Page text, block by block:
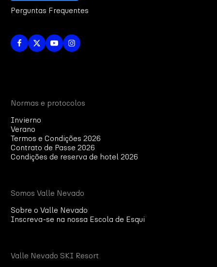
Perguntas Frequentes
Normas e protocolos
Invierno
Verano
Termos e Condições 2026
Contrato de Passe 2026
Condições de reserva de hotel 2026
Somos Valle Nevado
Sobre o Valle Nevado
Inscreva-se na nossa Escola de Esqui
Valle Nevado SKI Resort